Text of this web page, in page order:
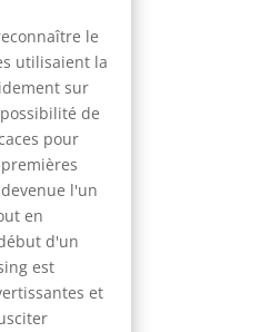
le
utilisaient la
sur
de
pour
l'un
en
d'un
est
et